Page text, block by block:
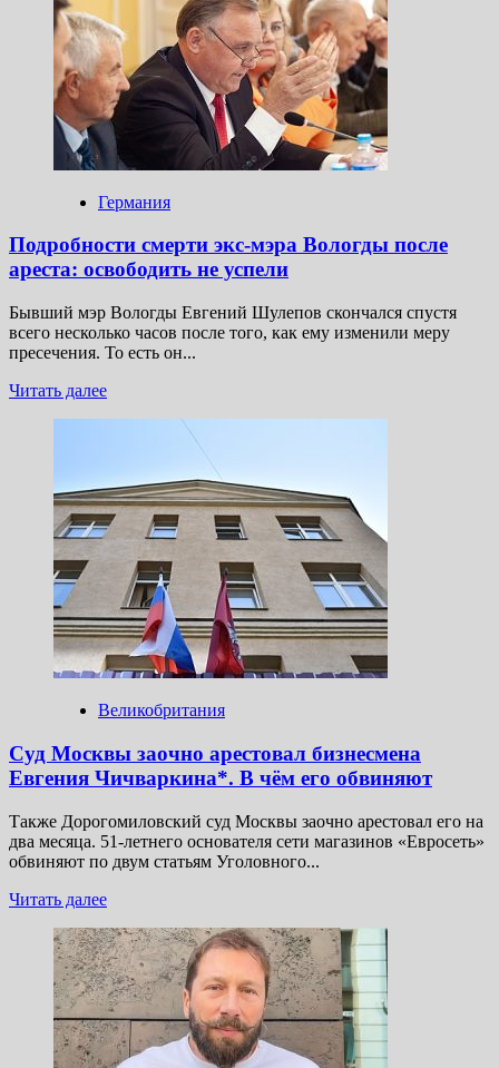
оставил
десятки
тысяч
крымчан
без
света
Германия
Подробности смерти экс-мэра Вологды после
ареста: освободить не успели
Бывший мэр Вологды Евгений Шулепов скончался спустя
всего несколько часов после того, как ему изменили меру
пресечения. То есть он...
Читать далееПрочитать
Подробности
экс-
мэра
Вологды
после
ареста:
освободить
не успели
Великобритания
Суд Москвы заочно арестовал бизнесмена
Евгения Чичваркина*. В чём его обвиняют
Также Дорогомиловский суд Москвы заочно арестовал его на
два месяца. 51-летнего основателя сети магазинов «Евросеть»
обвиняют по двум статьям Уголовного...
Читать далееПрочитать
о
Суд
Москвы
заочно
арестовал
бизнесмена
Евгения